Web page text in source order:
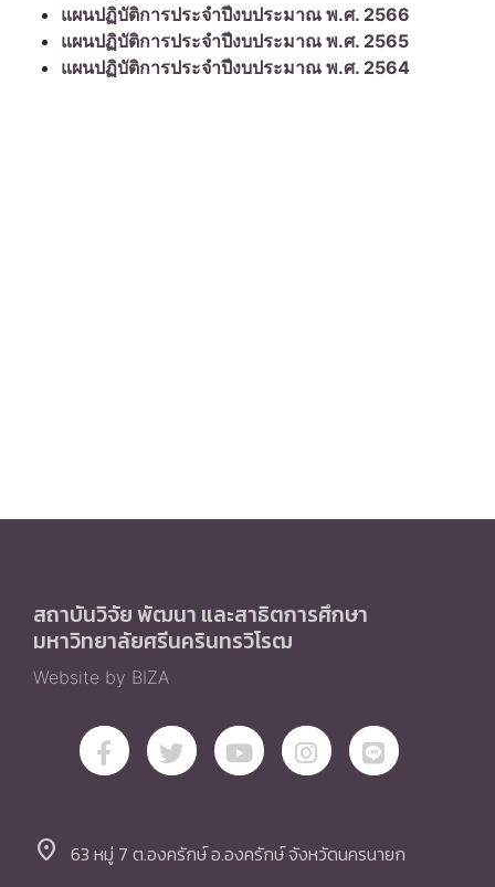
แผนปฏิบัติการประจำปีงบประมาณ พ.ศ. 2566
แผนปฏิบัติการประจำปีงบประมาณ พ.ศ. 2565
แผนปฏิบัติการประจำปีงบประมาณ พ.ศ. 2564
สถาบันวิจัย พัฒนา และสาธิตการศึกษา
มหาวิทยาลัยศรีนครินทรวิโรฒ
Website by BIZA
location_on 63 หมู่ 7 ต.องครักษ์ อ.องครักษ์ จังหวัดนครนายก